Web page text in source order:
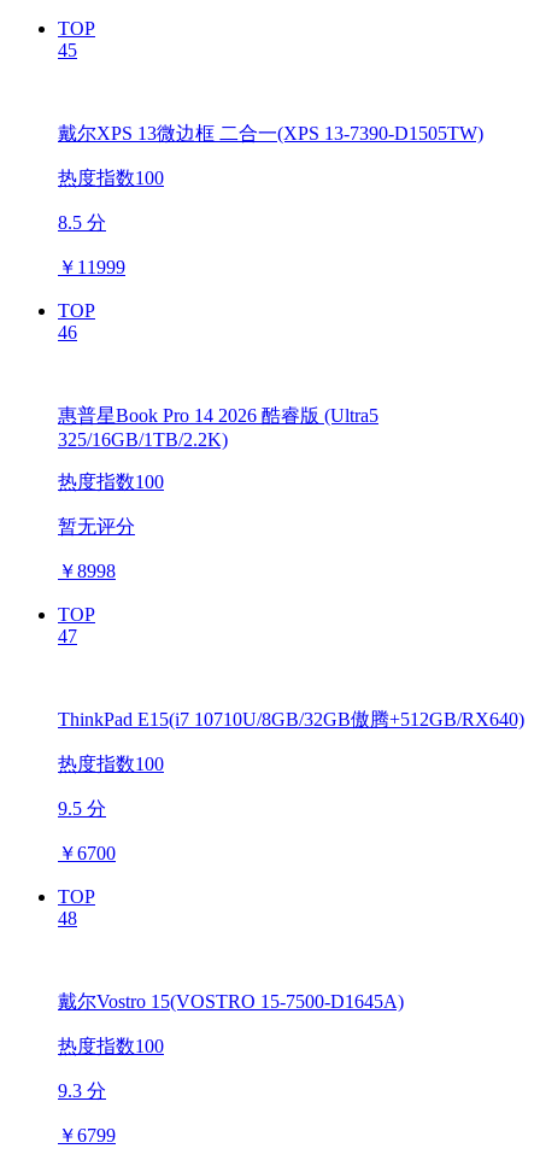
TOP
45
戴尔XPS 13微边框 二合一(XPS 13-7390-D1505TW)
热度指数100
8.5 分
￥ 11999
TOP
46
惠普星Book Pro 14 2026 酷睿版 (Ultra5
325/16GB/1TB/2.2K)
热度指数100
暂无评分
￥8998
TOP
47
ThinkPad E15(i7 10710U/8GB/32GB傲腾+512GB/RX640)
热度指数100
9.5 分
￥6700
TOP
48
戴尔Vostro 15(VOSTRO 15-7500-D1645A)
热度指数100
9.3 分
￥6799